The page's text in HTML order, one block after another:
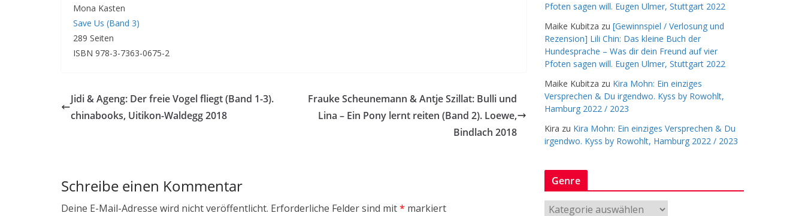
Mona Kasten
Save Us (Band 3)
289 Seiten
ISBN 978-3-7363-0675-2
Jidi & Ageng: Der freie Vogel fliegt (Band 1-3).
chinabooks, Uitikon-Waldegg 2018
Frauke Scheunemann & Antje Szillat: Bulli und
Lina – Ein Pony lernt reiten (Band 2). Loewe,
Bindlach 2018
Schreibe einen Kommentar
Deine E-Mail-Adresse wird nicht veröffentlicht. Erforderliche Felder sind mit* markiert
Pfoten sagen will. Eugen Ulmer, Stuttgart 2022
Maike Kubitza zu [Gewinnspiel / Verlosung und
Rezension] Lili Chin: Das kleine Buch der
Hundesprache – Was dir dein Freund auf vier
Pfoten sagen will. Eugen Ulmer, Stuttgart 2022
Maike Kubitza zu Kira Mohn: Ein einziges
Versprechen & Du irgendwo. Kyss by Rowohlt,
Hamburg 2022 / 2023
Kira zu Kira Mohn: Ein einziges Versprechen & Du
irgendwo. Kyss by Rowohlt, Hamburg 2022 / 2023
Genre
G